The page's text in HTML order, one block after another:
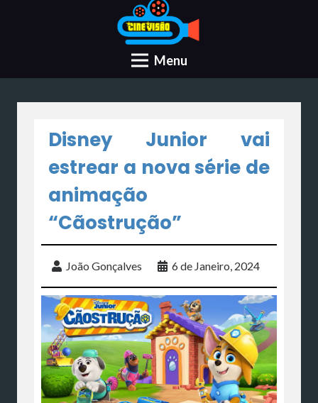
Menu
Disney Junior vai
estrear a nova série de
animação
“Cãostrução”
João Gonçalves 6 de Janeiro, 2024